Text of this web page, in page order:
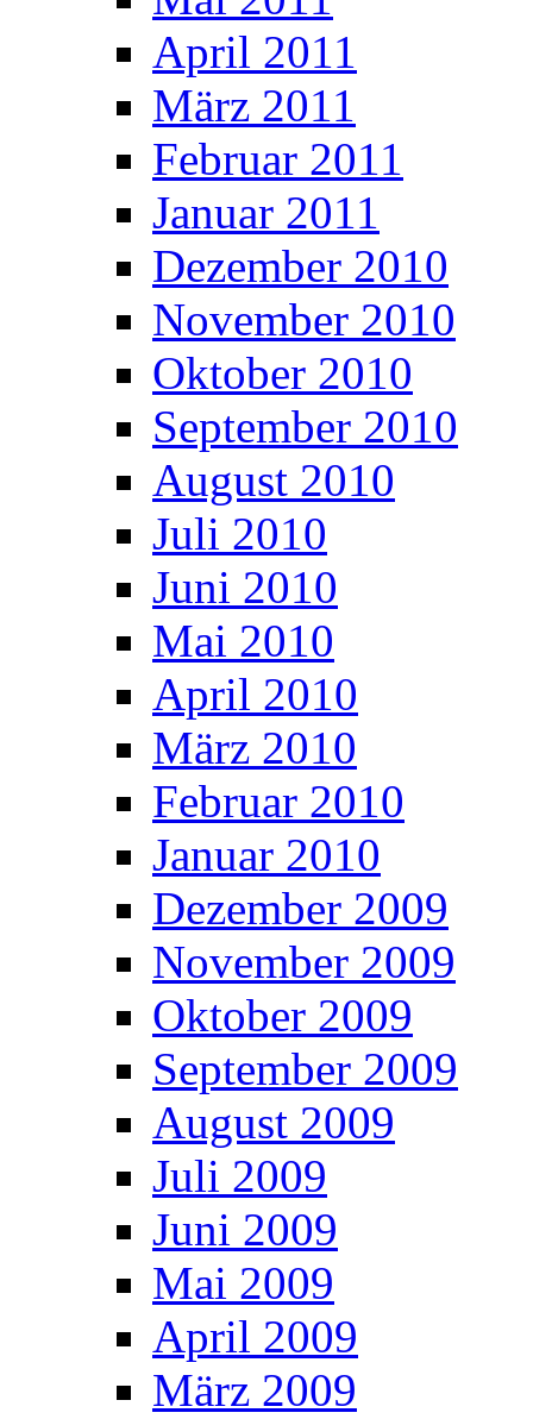
April 2011
März 2011
Februar 2011
Januar 2011
Dezember 2010
November 2010
Oktober 2010
September 2010
August 2010
Juli 2010
Juni 2010
Mai 2010
April 2010
März 2010
Februar 2010
Januar 2010
Dezember 2009
November 2009
Oktober 2009
September 2009
August 2009
Juli 2009
Juni 2009
Mai 2009
April 2009
März 2009